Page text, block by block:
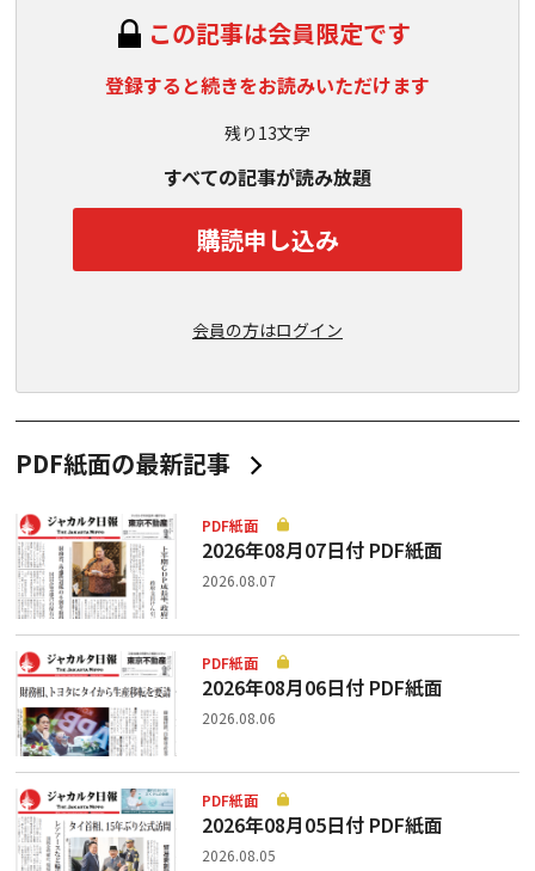
この記事は会員限定です
登録すると続きをお読みいただけます
残り13文字
すべての記事が読み放題
購読申し込み
会員の方はログイン
PDF紙面の最新記事
PDF紙面
2026年08月07日付 PDF紙面
2026.08.07
PDF紙面
2026年08月06日付 PDF紙面
2026.08.06
PDF紙面
2026年08月05日付 PDF紙面
2026.08.05